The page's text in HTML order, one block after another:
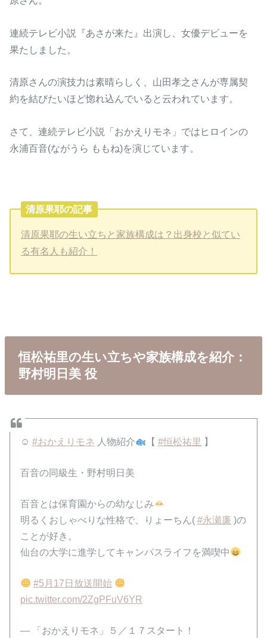
連続テレビ小説『あさが来た』出演し、女優デビューを
果たしました。
清原さんの演技力は素晴らしく、山田孝之さんが専属契
約を結びたいほど惚れ込んでいると云われています。
さて、連続テレビ小説「おかえりモネ」ではヒロインの
永浦百音(ながうら ももね)を演じています。
清原果耶の記事
清原果耶の生い立ちと家族構成は？出身校と似てい
る有名人も紹介！
恒松祐里の生い立ちや家族構成を紹介：
野村明日美 役
☺#おかえりモネ 人物紹介 【 #恒松祐里 】
百音の同級生・野村明日美
百音とは保育園からの幼なじみ
明るくおしゃべりな性格で、りょーちん(#永瀬廉 )の
ことが好き。
仙台の大学に進学してキャンパスライフを満喫中
#5月17日放送開始
pic.twitter.com/2ZgPFuV6YR
— 「おかえりモネ」５／１７スタート！